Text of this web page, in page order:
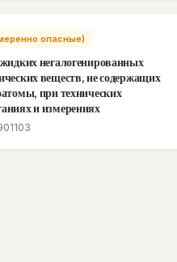
опасные)
негалогенированных
веществ, не содержащих
при технических
и измерениях